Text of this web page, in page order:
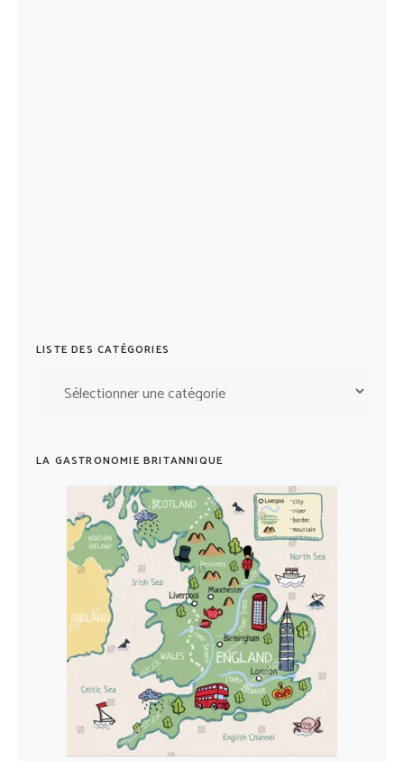
LISTE DES CATÉGORIES
catégories
LA GASTRONOMIE BRITANNIQUE